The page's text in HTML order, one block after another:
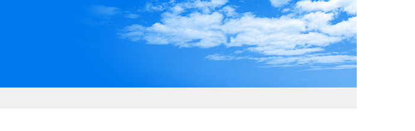
公社 いしかわおでかけガイド